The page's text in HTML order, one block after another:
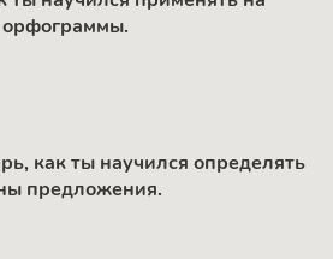
орфограммы.
как ты научился определять
предложения.